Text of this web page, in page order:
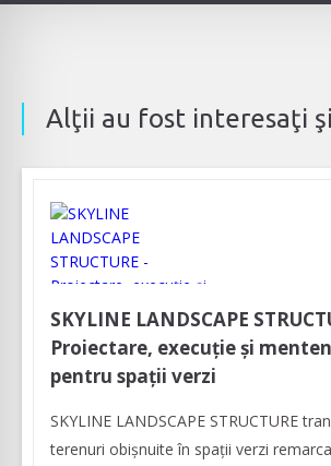
Alţii au fost interesaţi
SKYLINE LANDSCAPE
Proiectare, execuție și
pentru spaţii verzi
SKYLINE LANDSCAPE STRUCTURE
terenuri obișnuite în spații verzi